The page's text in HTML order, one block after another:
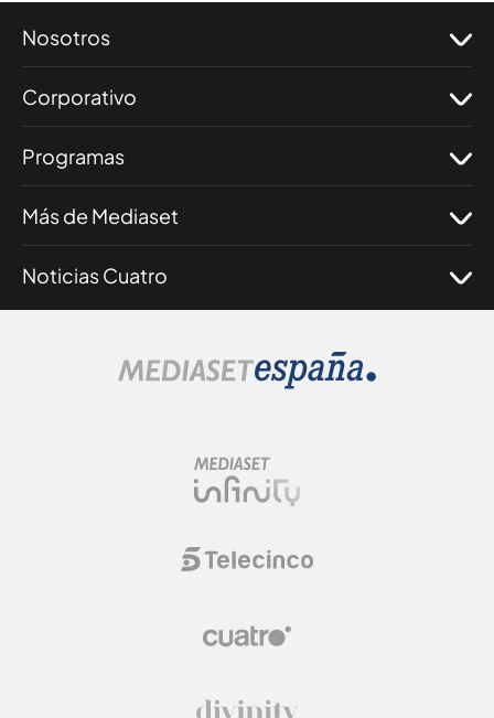
Nosotros
Corporativo
Programas
Más de Mediaset
Noticias Cuatro